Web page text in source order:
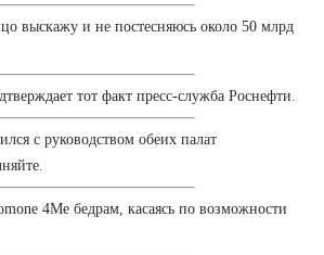
выскажу и не постесняюсь около 50 млрд
тот факт пресс-служба Роснефти.
с руководством обеих палат
4Me бедрам, касаясь по возможности